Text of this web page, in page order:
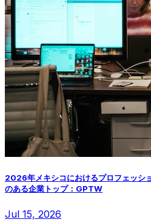
2026年メキシコにおけるプロフェッシ
のある企業トップ：GPTW
Jul 15, 2026